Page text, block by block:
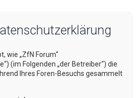
wie „ZfN Forum“
(im Folgenden „der Betreiber“) die
Ihres Foren-Besuchs gesammelt